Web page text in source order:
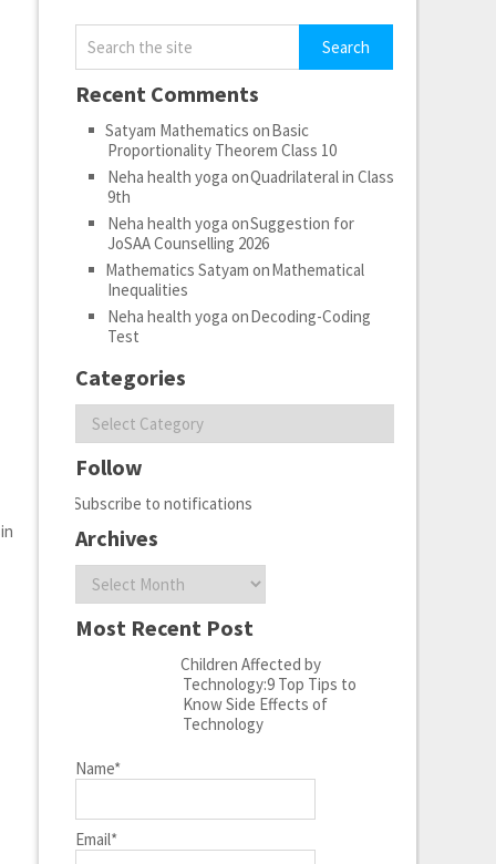
Recent Comments
Satyam Mathematics onBasic
Proportionality Theorem Class 10
Neha health yoga onQuadrilateral in Class
9th
Neha health yoga onSuggestion for
JoSAA Counselling 2026
Mathematics Satyam onMathematical
Inequalities
Neha health yoga onDecoding-Coding
Test
Categories
Categories
Follow
Subscribe to notifications
Archives
Archives
Most Recent Post
Children Affected by
Technology:9 Top Tips to
Know Side Effects of
Technology
Name*
Email*